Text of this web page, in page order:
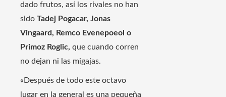
dado frutos, así los rivales no han
sido Tadej Pogacar, Jonas
Vingaard, Remco Evenepoeol o
Primoz Roglic, que cuando corren
no dejan ni las migajas.
«Después de todo este octavo
lugar en la general es una pequeña